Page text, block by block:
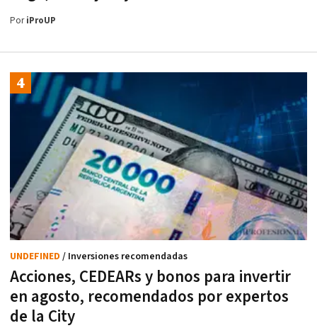
PoriProUP
Acciones, CEDEARs y bonos para invertir
en agosto, recomendados por expertos
de la City
UNDEFINED / Inversiones recomendadas